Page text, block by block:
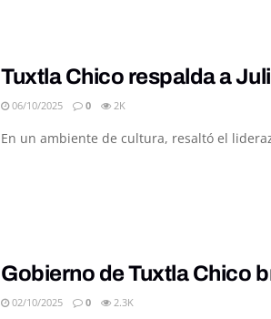
Tuxtla Chico respalda a
06/10/2025 0 2K
En un ambiente de cultura, resaltó el
Gobierno de Tuxtla Chico
02/10/2025 0 2.3K